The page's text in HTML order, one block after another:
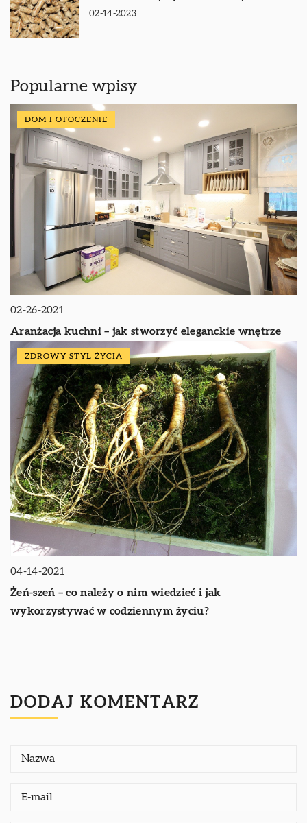
02-14-2023
Popularne wpisy
DOM I OTOCZENIE
02-26-2021
Aranżacja kuchni – jak stworzyć eleganckie wnętrze
ZDROWY STYL ŻYCIA
04-14-2021
Żeń-szeń – co należy o nim wiedzieć i jak
wykorzystywać w codziennym życiu?
DODAJ KOMENTARZ